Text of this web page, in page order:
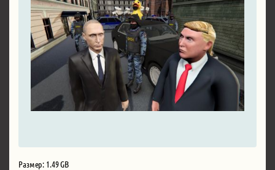
Размер: 1.49 GB